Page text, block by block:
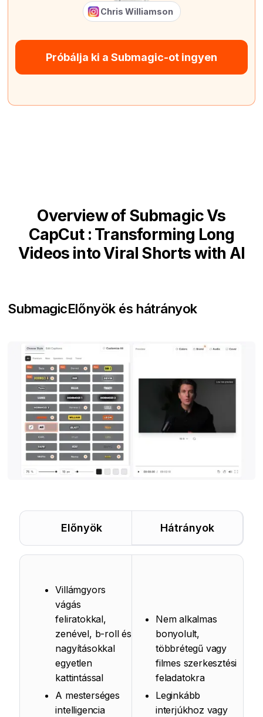
Chris Williamson
Próbálja ki a Submagic-ot ingyen
Overview of Submagic Vs
CapCut : Transforming Long
Videos into Viral Shorts with AI
SubmagicElőnyök és hátrányok
Előnyök Hátrányok
Villámgyors
vágás
feliratokkal,
zenével, b-roll és
nagyításokkal
egyetlen
kattintással
A mesterséges
intelligencia
Nem alkalmas
bonyolult,
többrétegű vagy
filmes szerkesztési
feladatokra
Leginkább
interjúkhoz vagy